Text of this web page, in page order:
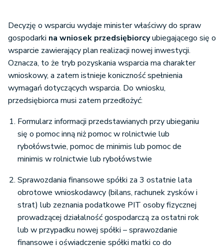
Decyzję o wsparciu wydaje minister właściwy do spraw
gospodarki na wniosek przedsiębiorcyubiegającego się o
wsparcie zawierający plan realizacji nowej inwestycji.
Oznacza, to że tryb pozyskania wsparcia ma charakter
wnioskowy, a zatem istnieje koniczność spełnienia
wymagań dotyczących wsparcia. Do wniosku,
przedsiębiorca musi zatem przedłożyć:
Formularz informacji przedstawianych przy ubieganiu
się o pomoc inną niż pomoc w rolnictwie lub
rybołówstwie, pomoc de minimis lub pomoc de
minimis w rolnictwie lub rybołówstwie
Sprawozdania finansowe spółki za 3 ostatnie lata
obrotowe wnioskodawcy (bilans, rachunek zysków i
strat) lub zeznania podatkowe PIT osoby fizycznej
prowadzącej działalność gospodarczą za ostatni rok
lub w przypadku nowej spółki – sprawozdanie
finansowe i oświadczenie spółki matki co do